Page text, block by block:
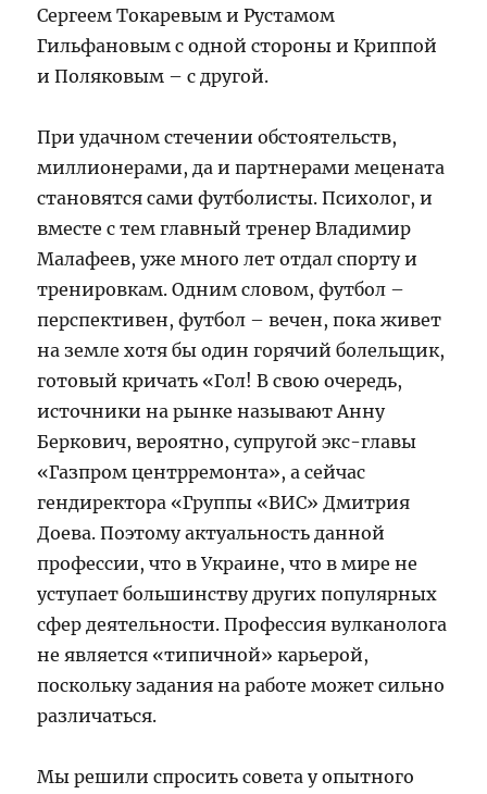
Сергеем Токаревым и Рустамом
Гильфановым с одной стороны и Криппой
и Поляковым – с другой.
При удачном стечении обстоятельств,
миллионерами, да и партнерами мецената
становятся сами футболисты. Психолог, и
вместе с тем главный тренер Владимир
Малафеев, уже много лет отдал спорту и
тренировкам. Одним словом, футбол –
перспективен, футбол – вечен, пока живет
на земле хотя бы один горячий болельщик,
готовый кричать «Гол! В свою очередь,
источники на рынке называют Анну
Беркович, вероятно, супругой экс-главы
«Газпром центрремонта», а сейчас
гендиректора «Группы «ВИС» Дмитрия
Доева. Поэтому актуальность данной
профессии, что в Украине, что в мире не
уступает большинству других популярных
сфер деятельности. Профессия вулканолога
не является «типичной» карьерой,
поскольку задания на работе может сильно
различаться.
Мы решили спросить совета у опытного